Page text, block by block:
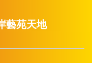
藝苑天地